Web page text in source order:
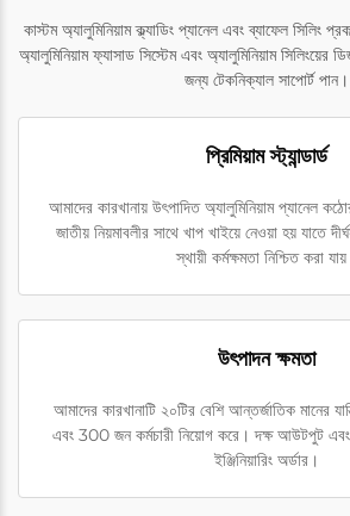
কাস্টম অ্যালুমিনিয়াম ক্ল্যাডিং প্যানেল এবং ব্যাফেল সিলিং
অ্যালুমিনিয়াম ফ্যাসাড সিস্টেম এবং অ্যালুমিনিয়াম সিলিংয়ের
জন্য টেকনিক্যাল সাপোর্ট পান।
প্রিমিয়াম স্ট্যান্ডার্ড
আমাদের কারখানায় উৎপাদিত অ্যালুমিনিয়াম প্যানেল
জাতীয় নিয়মাবলীর সাথে খাপ খাইয়ে নেওয়া হয় যাতে
স্থায়ী কর্মক্ষমতা নিশ্চিত করা
উৎপাদন ক্ষমতা
আমাদের কারখানাটি ২০টির বেশি আন্তর্জাতিক মানের
এবং 300 জন কর্মচারী নিয়োগ করে। দক্ষ আউটপুট
ইঞ্জিনিয়ারিং অর্ডার।